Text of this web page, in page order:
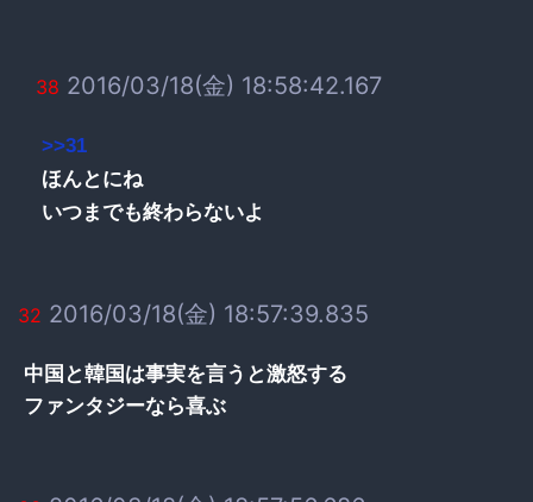
38 2016/03/18(金) 18:58:42.167
>>31
ほんとにね
いつまでも終わらないよ
32 2016/03/18(金) 18:57:39.835
中国と韓国は事実を言うと激怒する
ファンタジーなら喜ぶ